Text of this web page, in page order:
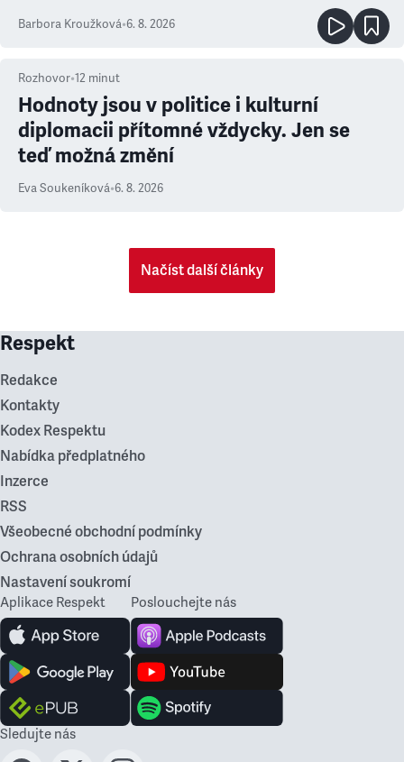
Barbora Kroužková•6. 8. 2026
Rozhovor•12 minut
Hodnoty jsou v politice i kulturní
diplomacii přítomné vždycky. Jen se
teď možná změní
Eva Soukeníková•6. 8. 2026
Načíst další články
Respekt
Redakce
Kontakty
Kodex Respektu
Nabídka předplatného
Inzerce
RSS
Všeobecné obchodní podmínky
Ochrana osobních údajů
Nastavení soukromí
Aplikace Respekt Poslouchejte nás
Sledujte nás